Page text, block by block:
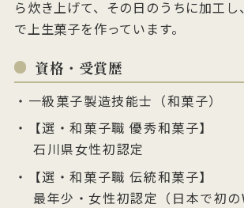
ら炊き上げて、その日のうちに加工し
で上生菓子を作っています。
資格・受賞歴
一級菓子製造技能士（和菓子）
【選・和菓子職 優秀和菓子】
石川県女性初認定
【選・和菓子職 伝統和菓子】
最年少・女性初認定（日本で初の